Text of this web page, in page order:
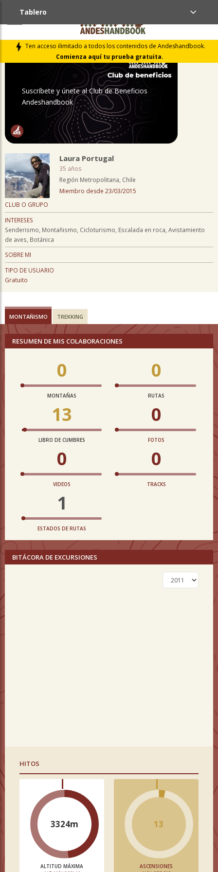
Ten acceso ilimitado a todos los contenidos de Andeshandbook.
Comienza aquí tu prueba gratuita.
Tablero
Suscríbete y únete al Club de Beneficios
Andeshandbook
Laura Portugal
35 años
Región Metropolitana, Chile
Miembro desde 23/03/2015
CLUB O GRUPO
INTERESES
Senderismo, Montañismo, Cicloturismo, Escalada en roca, Avistamiento
de aves, Botánica
SOBRE MI
TIPO DE USUARIO
Gratuito
MONTAÑISMO TREKKING
RESUMEN DE MIS COLABORACIONES
0
MONTAÑAS
0
RUTAS
13
LIBRO DE CUMBRES
0
FOTOS
0
VIDEOS
0
TRACKS
1
ESTADOS DE RUTAS
BITÁCORA DE EXCURSIONES
HITOS
3324m
ALTITUD MÁXIMA
13
ASCENSIONES